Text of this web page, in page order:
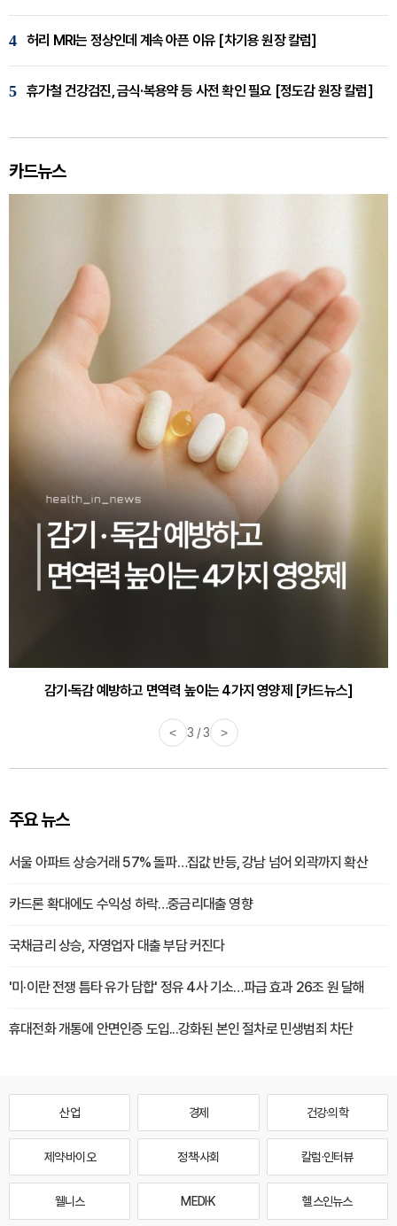
4 허리 MRI는 정상인데 계속 아픈 이유 [차기용 원장 칼럼]
5 휴가철 건강검진, 금식·복용약 등 사전 확인 필요 [정도감 원장 칼럼]
카드뉴스
감기·독감 예방하고 면역력 높이는 4가지 영양제 [카드뉴스]
< 3 / 3 >
주요 뉴스
서울 아파트 상승거래 57% 돌파…집값 반등, 강남 넘어 외곽까지 확산
카드론 확대에도 수익성 하락…중금리대출 영향
국채금리 상승, 자영업자 대출 부담 커진다
'미·이란 전쟁 틈타 유가 담합' 정유 4사 기소…파급 효과 26조 원 달해
휴대전화 개통에 안면인증 도입...강화된 본인 절차로 민생범죄 차단
산업 경제 건강·의학
제약·바이오 정책·사회 칼럼·인터뷰
웰니스 MEDI·K 헬스인뉴스